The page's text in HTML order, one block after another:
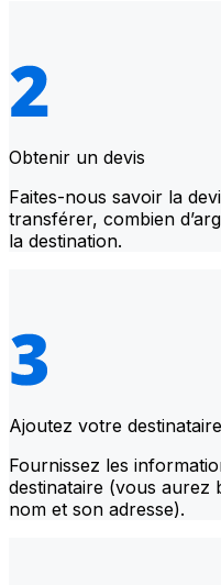
Obtenir un devis
Faites-nous savoir la
transférer, combien
la destination.
Ajoutez votre destinataire
Fournissez les
destinataire (vous aurez
nom et son adresse).